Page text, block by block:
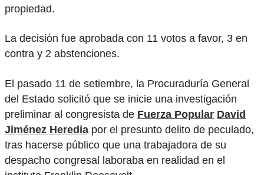
propiedad.
La decisión fue aprobada con 11 votos a favor, 3 en
contra y 2 abstenciones.
El pasado 11 de setiembre, la Procuraduría General
del Estado solicitó que se inicie una investigación
preliminar al congresista de Fuerza Popular David
Jiménez Heredia por el presunto delito de peculado,
tras hacerse público que una trabajadora de su
despacho congresal laboraba en realidad en el